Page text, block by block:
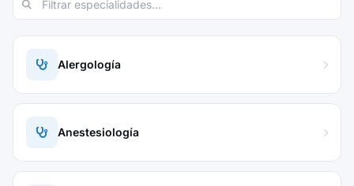
Alergología
Anestesiología